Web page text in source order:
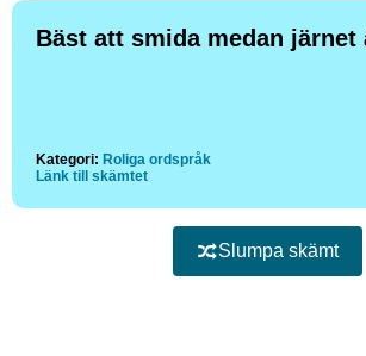
Bäst att smida medan järnet
Kategori: Roliga ordspråk
Länk till skämtet
Slumpa skämt